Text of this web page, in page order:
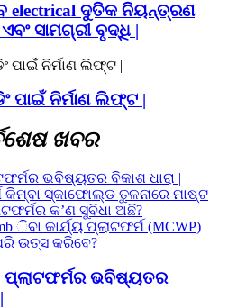
electrical ଦୁତିକ ନିୟନ୍ତ୍ରଣ
ସାମଗ୍ରୀ ବୃଦ୍ଧି |
ପାଇଁ ନିର୍ମାଣ ଲିଫ୍ଟ |
ଖବର
ପ୍ଲାଟଫର୍ମର ଭବିଷ୍ୟତର